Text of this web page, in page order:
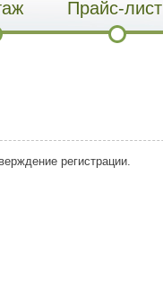
Прайс-лист
регистрации.